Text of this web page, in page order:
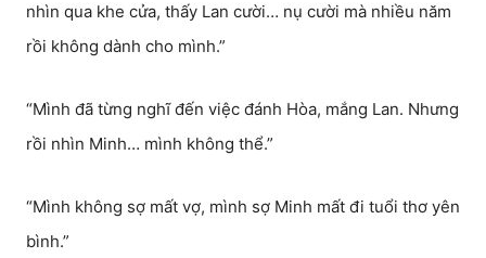
nhìn qua khe cửa, thấy Lan cười… nụ cười mà nhiều năm
rồi không dành cho mình.”
“Mình đã từng nghĩ đến việc đánh Hòa, mắng Lan. Nhưng
rồi nhìn Minh… mình không thể.”
“Mình không sợ mất vợ, mình sợ Minh mất đi tuổi thơ yên
bình.”